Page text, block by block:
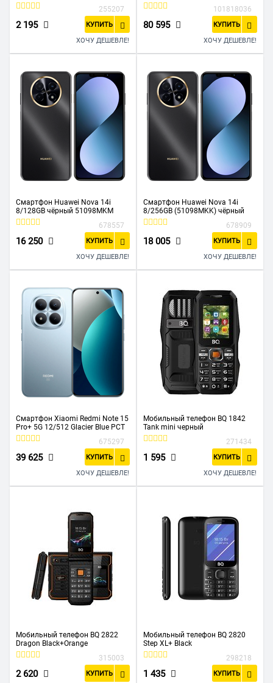
255207
2 195 КУПИТЬ
ХОЧУ ДЕШЕВЛЕ!
101818036
80 595 КУПИТЬ
ХОЧУ ДЕШЕВЛЕ!
Смартфон Huawei Nova 14i
8/128GB чёрный 51098MKM
678557
16 250 КУПИТЬ
ХОЧУ ДЕШЕВЛЕ!
Смартфон Huawei Nova 14i
8/256GB (51098MKK) чёрный
678909
18 005 КУПИТЬ
ХОЧУ ДЕШЕВЛЕ!
Смартфон Xiaomi Redmi Note 15
Pro+ 5G 12/512 Glacier Blue РСТ
675297
39 625 КУПИТЬ
ХОЧУ ДЕШЕВЛЕ!
Мобильный телефон BQ 1842
Tank mini черный
271434
1 595 КУПИТЬ
ХОЧУ ДЕШЕВЛЕ!
Мобильный телефон BQ 2822
Dragon Black+Orange
315003
2 620 КУПИТЬ
Мобильный телефон BQ 2820
Step XL+ Black
298218
1 435 КУПИТЬ